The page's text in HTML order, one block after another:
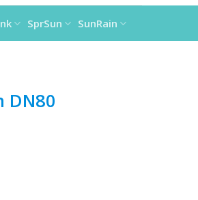
SprSun SunRain
DN80